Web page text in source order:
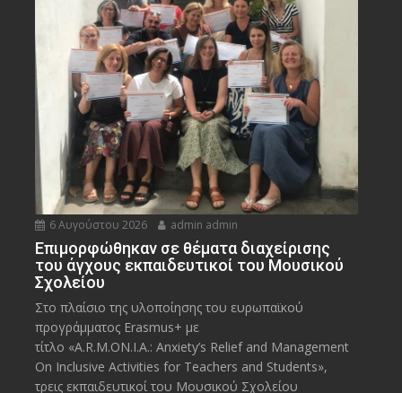
6 Αυγούστου 2026 admin admin
Eπιμορφώθηκαν σε θέματα διαχείρισης
του άγχους εκπαιδευτικοί του Μουσικού
Σχολείου
Στο πλαίσιο της υλοποίησης του ευρωπαϊκού
προγράμματος Erasmus+ με
τίτλο «A.R.M.ON.I.A.: Anxiety’s Relief and Management
On Inclusive Activities for Teachers and Students»,
τρεις εκπαιδευτικοί του Μουσικού Σχολείου